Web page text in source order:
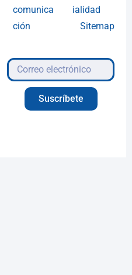
comunica
ción
ialidad
Sitemap
Suscríbete